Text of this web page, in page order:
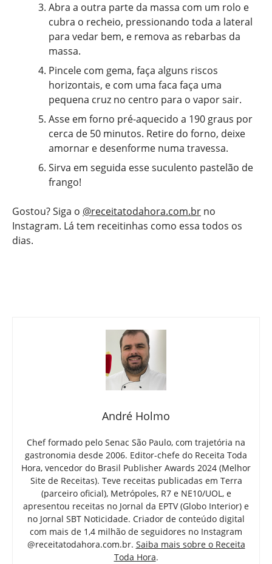
Abra a outra parte da massa com um rolo e
cubra o recheio, pressionando toda a lateral
para vedar bem, e remova as rebarbas da
massa.
Pincele com gema, faça alguns riscos
horizontais, e com uma faca faça uma
pequena cruz no centro para o vapor sair.
Asse em forno pré-aquecido a 190 graus por
cerca de 50 minutos. Retire do forno, deixe
amornar e desenforme numa travessa.
Sirva em seguida esse suculento pastelão de
frango!
Gostou? Siga o @receitatodahora.com.br no
Instagram. Lá tem receitinhas como essa todos os
dias.
André Holmo
Chef formado pelo Senac São Paulo, com trajetória na
gastronomia desde 2006. Editor-chefe do Receita Toda
Hora, vencedor do Brasil Publisher Awards 2024 (Melhor
Site de Receitas). Teve receitas publicadas em Terra
(parceiro oficial), Metrópoles, R7 e NE10/UOL, e
apresentou receitas no Jornal da EPTV (Globo Interior) e
no Jornal SBT Noticidade. Criador de conteúdo digital
com mais de 1,4 milhão de seguidores no Instagram
@receitatodahora.com.br. Saiba mais sobre o Receita
Toda Hora.